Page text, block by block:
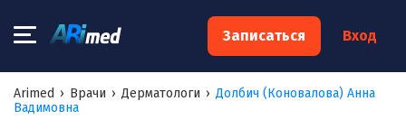
Записаться Вход
Arimed › Врачи › Дерматологи › Долбич (Коновалова) Анна
Вадимовна
×
Запишитесь на консультацию к